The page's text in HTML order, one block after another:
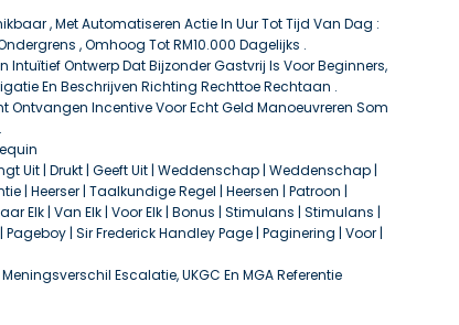
, Met Automatiseren Actie In Uur Tot Tijd Van Dag :
, Omhoog Tot RM10.000 Dagelijks .
Intuïtief Ontwerp Dat Bijzonder Gastvrij Is Voor Beginners,
En Beschrijven Richting Rechttoe Rechtaan .
Ontvangen Incentive Voor Echt Geld Manoeuvreren Som
Uit | Drukt | Geeft Uit | Weddenschap | Weddenschap |
| Heerser | Taalkundige Regel | Heersen | Patroon |
Elk | Van Elk | Voor Elk | Bonus | Stimulans | Stimulans |
| Sir Frederick Handley Page | Paginering | Voor |
Escalatie, UKGC En MGA Referentie